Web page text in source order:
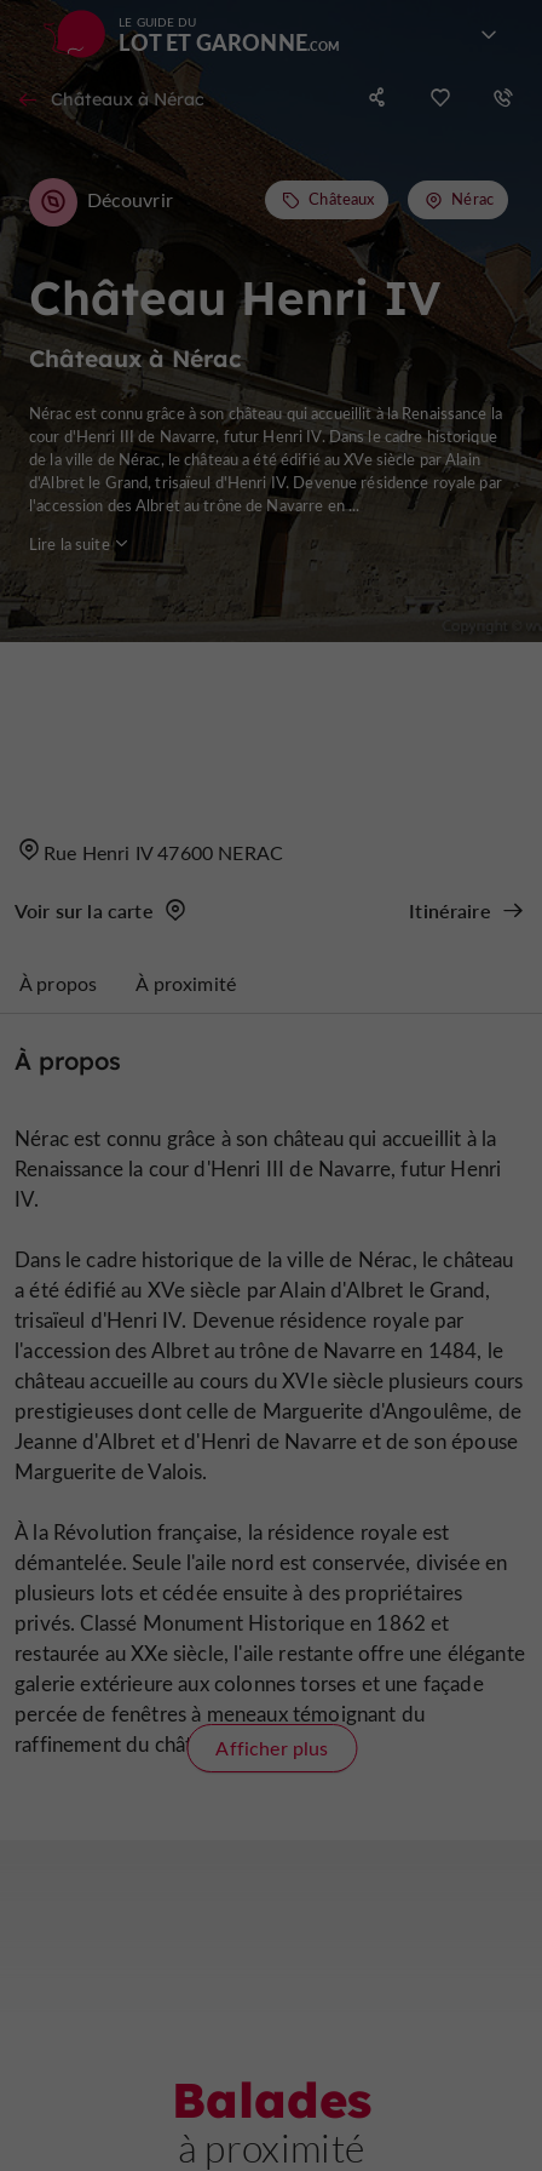
LE GUIDE DU
LOT ET GARONNE
Châteaux à Nérac
Château Henri IV
Châteaux à Nérac
Découvrir Châteaux Nérac
Nérac est connu grâce à son château qui accueillit à la Renaissance la
cour d'Henri III de Navarre, futur Henri IV. Dans le cadre historique
de la ville de Nérac, le château a été édifié au XVe siècle par Alain
d'Albret le Grand, trisaïeul d'Henri IV. Devenue résidence royale par
l'accession des Albret au trône de Navarre en ...
Lire la suite
Rue Henri IV 47600 NERAC
Voir sur la carte Itinéraire
À propos À proximité
À propos
Nérac est connu grâce à son château qui accueillit à la
Renaissance la cour d'Henri III de Navarre, futur Henri
IV.
Dans le cadre historique de la ville de Nérac, le château
a été édifié au XVe siècle par Alain d'Albret le Grand,
trisaïeul d'Henri IV. Devenue résidence royale par
l'accession des Albret au trône de Navarre en 1484, le
château accueille au cours du XVIe siècle plusieurs cours
prestigieuses dont celle de Marguerite d'Angoulême, de
Jeanne d'Albret et d'Henri de Navarre et de son épouse
Marguerite de Valois.
À la Révolution française, la résidence royale est
démantelée. Seule l'aile nord est conservée, divisée en
plusieurs lots et cédée ensuite à des propriétaires
privés. Classé Monument Historique en 1862 et
restaurée au XXe siècle, l'aile restante offre une élégante
galerie extérieure aux colonnes torses et une façade
percée de fenêtres à meneaux témoignant du
raffinement du château au XVIème.
médiévale jusqu'à sa réhabilitation au XXème.
L'exposition présente la saga d'une des plus importantes
familles d'Aquitaine, les Albret, dont leur histoire est
Afficher plus
Balades
à proximité